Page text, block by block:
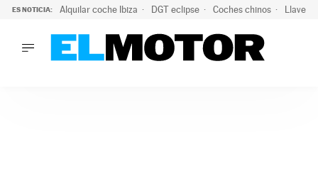
ES NOTICIA: Alquilar coche Ibiza DGT eclipse Coches chinos Llaves